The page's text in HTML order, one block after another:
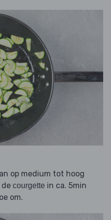
op medium tot hoog
courgette in ca. 5min
om.